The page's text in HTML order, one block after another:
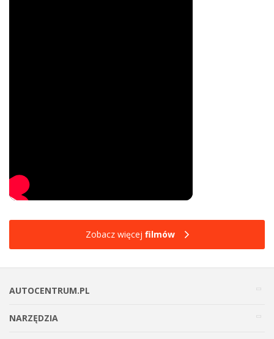
Zobacz więcej filmów
AUTOCENTRUM.PL
NARZĘDZIA